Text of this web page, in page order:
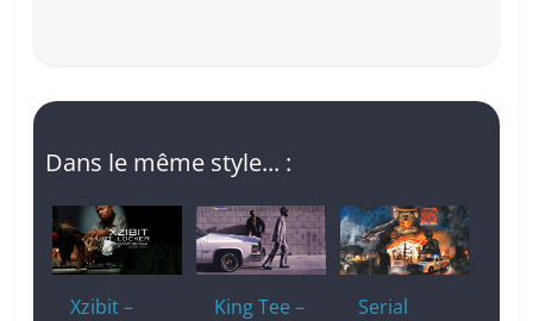
Dans le même style... :
Xzibit –
King Tee –
Serial